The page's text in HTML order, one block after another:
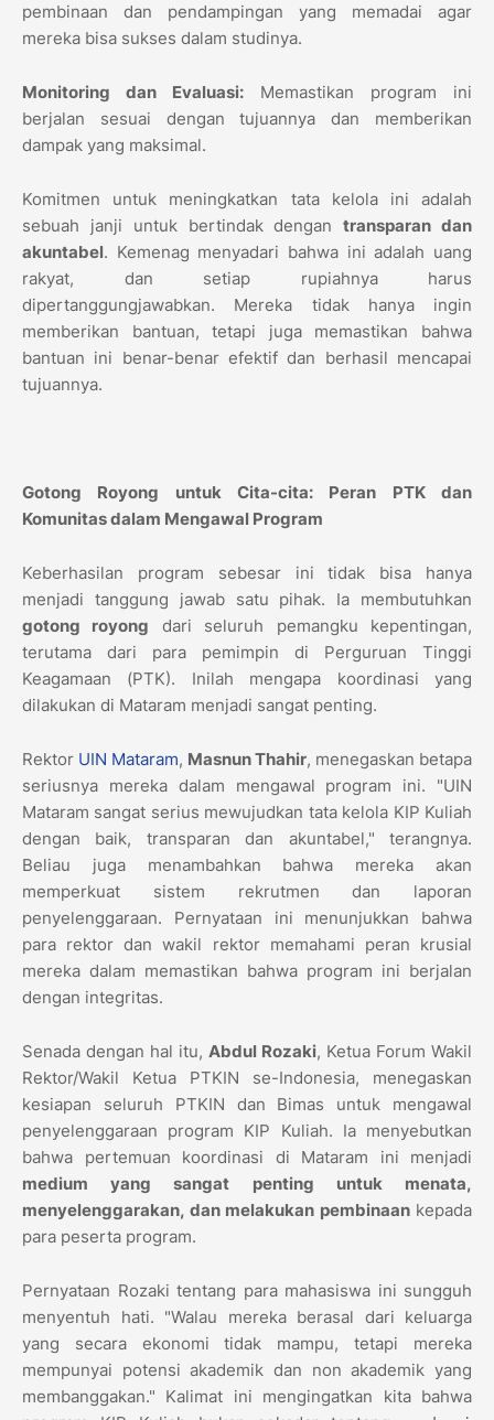
pembinaan dan pendampingan yang memadai agar
mereka bisa sukses dalam studinya.
Monitoring dan Evaluasi: Memastikan program ini
berjalan sesuai dengan tujuannya dan memberikan
dampak yang maksimal.
Komitmen untuk meningkatkan tata kelola ini adalah
sebuah janji untuk bertindak dengantransparan dan
akuntabel. Kemenag menyadari bahwa ini adalah uang
rakyat, dan setiap rupiahnya harus
dipertanggungjawabkan. Mereka tidak hanya ingin
memberikan bantuan, tetapi juga memastikan bahwa
bantuan ini benar-benar efektif dan berhasil mencapai
tujuannya.
Gotong Royong untuk Cita-cita: Peran PTK dan
Komunitas dalam Mengawal Program
Keberhasilan program sebesar ini tidak bisa hanya
menjadi tanggung jawab satu pihak. Ia membutuhkan
gotong royong dari seluruh pemangku kepentingan,
terutama dari para pemimpin di Perguruan Tinggi
Keagamaan (PTK). Inilah mengapa koordinasi yang
dilakukan di Mataram menjadi sangat penting.
Rektor UIN Mataram, Masnun Thahir, menegaskan betapa
seriusnya mereka dalam mengawal program ini. "UIN
Mataram sangat serius mewujudkan tata kelola KIP Kuliah
dengan baik, transparan dan akuntabel," terangnya.
Beliau juga menambahkan bahwa mereka akan
memperkuat sistem rekrutmen dan laporan
penyelenggaraan. Pernyataan ini menunjukkan bahwa
para rektor dan wakil rektor memahami peran krusial
mereka dalam memastikan bahwa program ini berjalan
dengan integritas.
Senada dengan hal itu, Abdul Rozaki, Ketua Forum Wakil
Rektor/Wakil Ketua PTKIN se-Indonesia, menegaskan
kesiapan seluruh PTKIN dan Bimas untuk mengawal
penyelenggaraan program KIP Kuliah. Ia menyebutkan
bahwa pertemuan koordinasi di Mataram ini menjadi
medium yang sangat penting untuk menata,
menyelenggarakan, dan melakukan pembinaankepada
para peserta program.
Pernyataan Rozaki tentang para mahasiswa ini sungguh
menyentuh hati. "Walau mereka berasal dari keluarga
yang secara ekonomi tidak mampu, tetapi mereka
mempunyai potensi akademik dan non akademik yang
membanggakan." Kalimat ini mengingatkan kita bahwa